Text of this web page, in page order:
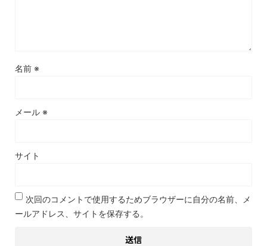
名前 ※
メール ※
サイト
次回のコメントで使用するためブラウザーに自分の名前、メ
ールアドレス、サイトを保存する。